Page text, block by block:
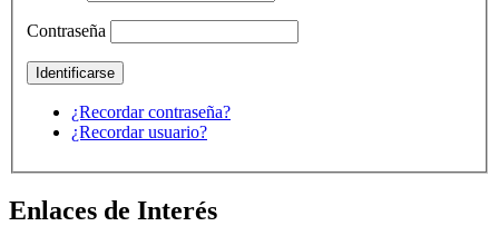
Contraseña
¿Recordar contraseña?
¿Recordar usuario?
Enlaces de Interés